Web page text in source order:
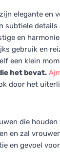
elegante en
subtiele
en
gebruik en
een klein
het bevat.
door het
die
en zal
en gevoel